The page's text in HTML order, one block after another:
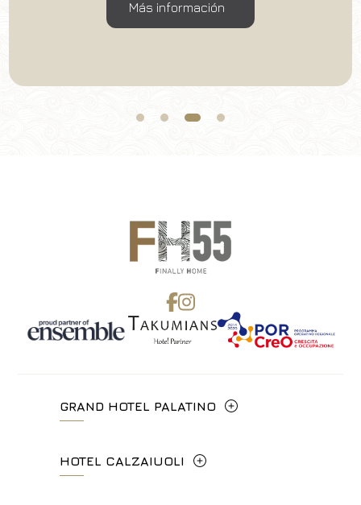
Más información
GRAND HOTEL PALATINO
+39 06 4814927
HOTEL CALZAIUOLI